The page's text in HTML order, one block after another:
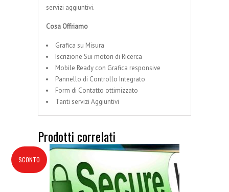
servizi aggiuntivi.
Cosa Offriamo
Grafica su Misura
Iscrizione Sui motori di Ricerca
Mobile Ready con Grafica responsive
Pannello di Controllo Integrato
Form di Contatto ottimizzato
Tanti servizi Aggiuntivi
Prodotti correlati
SCONTO